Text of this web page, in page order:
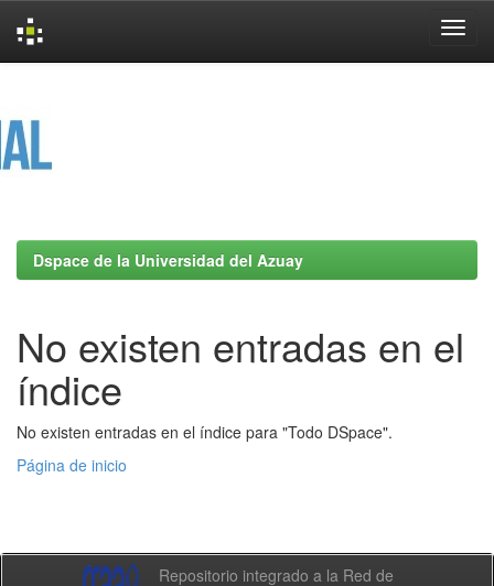
Dspace de la Universidad del Azuay
No existen entradas en el
índice
No existen entradas en el índice para "Todo DSpace".
Página de inicio
Repositorio integrado a la Red de